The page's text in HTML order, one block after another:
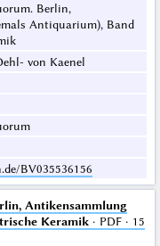
Berlin,
Antiquarium), Band
von Kaenel
BV035536156
Antikensammlung
Keramik· PDF · 15